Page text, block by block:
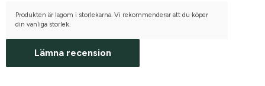
Produkten är lagom i storlekarna. Vi rekommenderar att du köper
din vanliga storlek.
Lämna recension